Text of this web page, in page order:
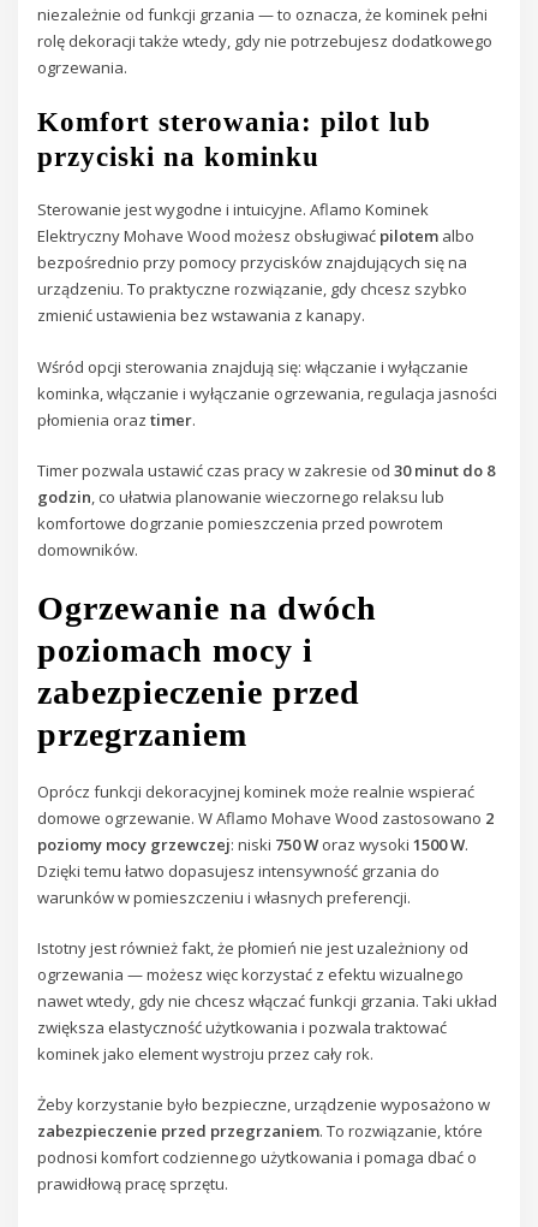
niezależnie od funkcji grzania — to oznacza, że kominek pełni
rolę dekoracji także wtedy, gdy nie potrzebujesz dodatkowego
ogrzewania.
Komfort sterowania: pilot lub
przyciski na kominku
Sterowanie jest wygodne i intuicyjne. Aflamo Kominek
Elektryczny Mohave Wood możesz obsługiwać pilotem albo
bezpośrednio przy pomocy przycisków znajdujących się na
urządzeniu. To praktyczne rozwiązanie, gdy chcesz szybko
zmienić ustawienia bez wstawania z kanapy.
Wśród opcji sterowania znajdują się: włączanie i wyłączanie
kominka, włączanie i wyłączanie ogrzewania, regulacja jasności
płomienia oraztimer.
Timer pozwala ustawić czas pracy w zakresie od30 minut do 8
godzin, co ułatwia planowanie wieczornego relaksu lub
komfortowe dogrzanie pomieszczenia przed powrotem
domowników.
Ogrzewanie na dwóch
poziomach mocy i
zabezpieczenie przed
przegrzaniem
Oprócz funkcji dekoracyjnej kominek może realnie wspierać
domowe ogrzewanie. W Aflamo Mohave Wood zastosowano 2
poziomy mocy grzewczej: niski 750 W oraz wysoki1500 W.
Dzięki temu łatwo dopasujesz intensywność grzania do
warunków w pomieszczeniu i własnych preferencji.
Istotny jest również fakt, że płomień nie jest uzależniony od
ogrzewania — możesz więc korzystać z efektu wizualnego
nawet wtedy, gdy nie chcesz włączać funkcji grzania. Taki układ
zwiększa elastyczność użytkowania i pozwala traktować
kominek jako element wystroju przez cały rok.
Żeby korzystanie było bezpieczne, urządzenie wyposażono w
zabezpieczenie przed przegrzaniem. To rozwiązanie, które
podnosi komfort codziennego użytkowania i pomaga dbać o
prawidłową pracę sprzętu.